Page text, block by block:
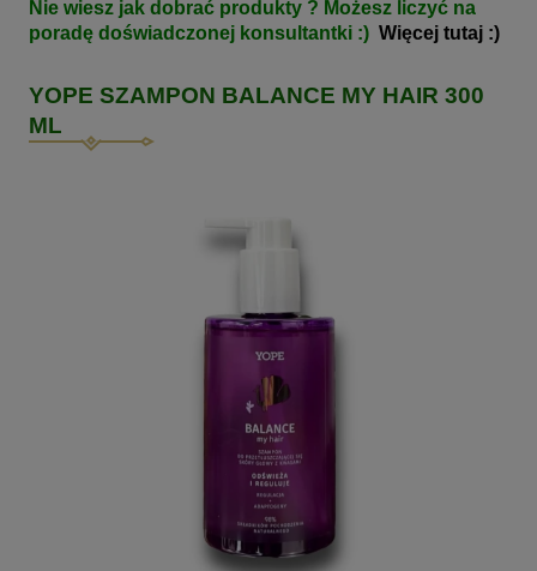
Nie wiesz jak dobrać produkty ? Możesz liczyć na
poradę doświadczonej konsultantki :) Więcej tutaj :)
YOPE SZAMPON BALANCE MY HAIR 300
ML